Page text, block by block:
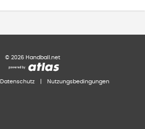
© 2026 Handball.net
Datenschutz Nutzungsbedingungen